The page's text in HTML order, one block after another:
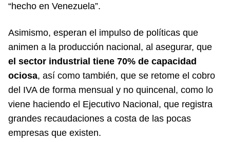
“hecho en Venezuela”.
Asimismo, esperan el impulso de políticas que
animen a la producción nacional, al asegurar, que
el sector industrial tiene 70% de capacidad
ociosa, así como también, que se retome el cobro
del IVA de forma mensual y no quincenal, como lo
viene haciendo el Ejecutivo Nacional, que registra
grandes recaudaciones a costa de las pocas
empresas que existen.